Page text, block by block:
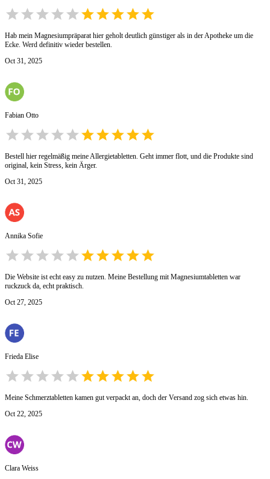
Hab mein Magnesiumpräparat hier geholt deutlich günstiger als in der Apotheke um die
Ecke. Werd definitiv wieder bestellen.
Oct 31, 2025
Fabian Otto
Bestell hier regelmäßig meine Allergietabletten. Geht immer flott, und die Produkte sind
original, kein Stress, kein Ärger.
Oct 31, 2025
Annika Sofie
Die Website ist echt easy zu nutzen. Meine Bestellung mit Magnesiumtabletten war
ruckzuck da, echt praktisch.
Oct 27, 2025
Frieda Elise
Meine Schmerztabletten kamen gut verpackt an, doch der Versand zog sich etwas hin.
Oct 22, 2025
Clara Weiss